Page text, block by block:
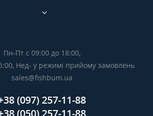
Пн-Пт с 09:00 до 18:00,
Нед- у режимі прийому замовлень
sales@fishbum.ua
(097) 257-11-88